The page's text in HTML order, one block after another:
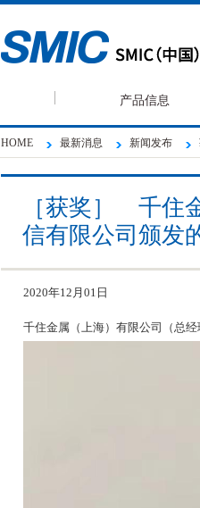
产品信息
HOME 最新消息 新闻发布
［获奖］ 千住
信有限公司颁发
2020年12月01日
千住金属（上海）有限公司（总